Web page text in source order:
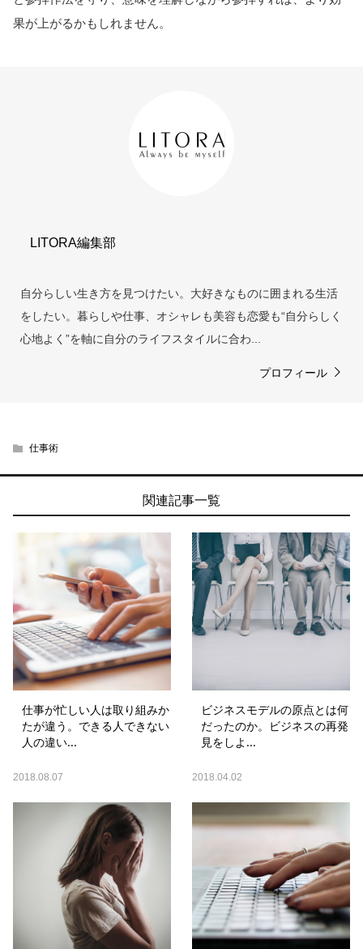
果が上がるかもしれません。
LITORA編集部
自分らしい生き方を見つけたい。大好きなものに囲まれる生活
をしたい。暮らしや仕事、オシャレも美容も恋愛も“自分らしく
心地よく”を軸に自分のライフスタイルに合わ...
プロフィール
仕事術
関連記事一覧
仕事が忙しい人は取り組みか
たが違う。できる人できない
人の違い...
2018.08.07
ビジネスモデルの原点とは何
だったのか。ビジネスの再発
見をしよ...
2018.04.02